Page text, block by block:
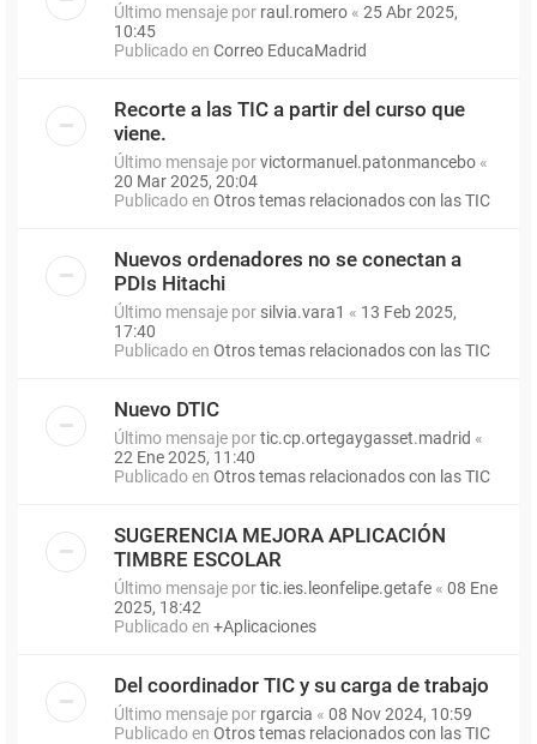
Último mensaje por raul.romero « 25 Abr 2025,
10:45
Publicado en Correo EducaMadrid
Recorte a las TIC a partir del curso que
viene.
Último mensaje porvictormanuel.patonmancebo «
20 Mar 2025, 20:04
Publicado en Otros temas relacionados con las TIC
Nuevos ordenadores no se conectan a
PDIs Hitachi
Último mensaje por silvia.vara1 « 13 Feb 2025,
17:40
Publicado en Otros temas relacionados con las TIC
Nuevo DTIC
Último mensaje portic.cp.ortegaygasset.madrid «
22 Ene 2025, 11:40
Publicado en Otros temas relacionados con las TIC
SUGERENCIA MEJORA APLICACIÓN
TIMBRE ESCOLAR
Último mensaje portic.ies.leonfelipe.getafe « 08 Ene
2025, 18:42
Publicado en +Aplicaciones
Del coordinador TIC y su carga de trabajo
Último mensaje por rgarcia « 08 Nov 2024, 10:59
Publicado en Otros temas relacionados con las TIC